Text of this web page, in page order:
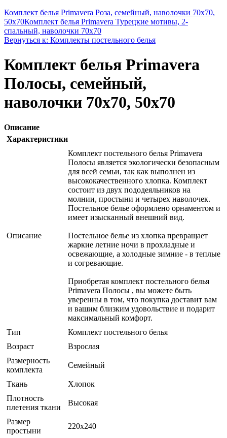
Комплект белья Primavera Роза, семейный, наволочки 70x70,
50x70Комплект белья Primavera Турецкие мотивы, 2-
спальный, наволочки 70x70
Вернуться к: Комплекты постельного белья
Комплект белья Primavera
Полосы, семейный,
наволочки 70x70, 50x70
Описание
Характеристики
Описание
Комплект постельного белья Primavera
Полосы является экологически безопасным
для всей семьи, так как выполнен из
высококачественного хлопка. Комплект
состоит из двух пододеяльников на
молнии, простыни и четырех наволочек.
Постельное белье оформлено орнаментом и
имеет изысканный внешний вид.
Постельное белье из хлопка превращает
жаркие летние ночи в прохладные и
освежающие, а холодные зимние - в теплые
и согревающие.
Приобретая комплект постельного белья
Primavera Полосы , вы можете быть
уверенны в том, что покупка доставит вам
и вашим близким удовольствие и подарит
максимальный комфорт.
Тип
Комплект постельного белья
Возраст
Взрослая
Размерность
комплекта
Семейный
Ткань
Хлопок
Плотность
плетения ткани
Высокая
Размер
простыни
220x240